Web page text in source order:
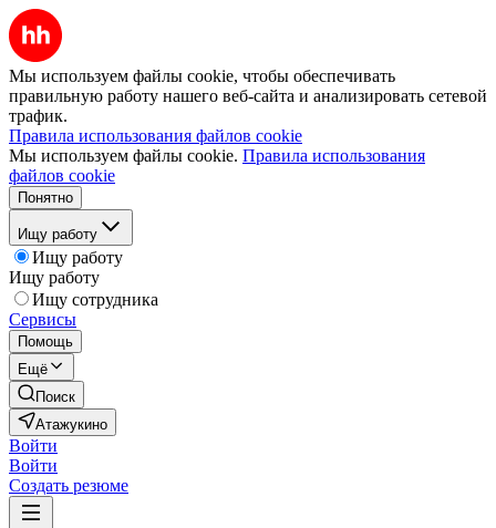
Мы используем файлы cookie, чтобы обеспечивать
правильную работу нашего веб-сайта и анализировать сетевой
трафик.
Правила использования файлов cookie
Мы используем файлы cookie. Правила использования
файлов cookie
Понятно
Ищу работу
Ищу работу
Ищу работу
Ищу сотрудника
Сервисы
Помощь
Ещё
Поиск
Атажукино
Войти
Войти
Создать резюме